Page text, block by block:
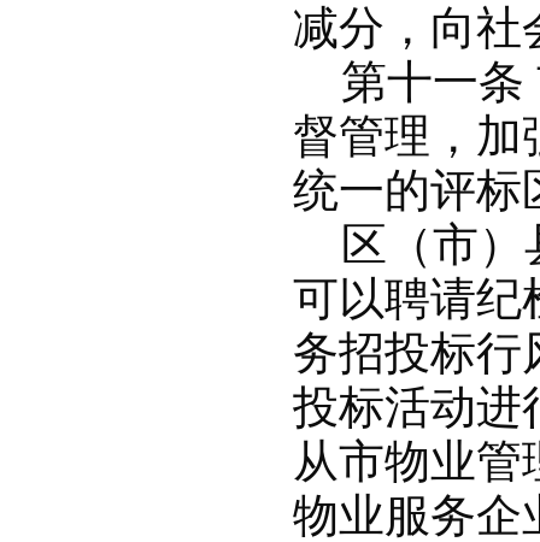
减分，向社
第十一条
督管理，加
统一的评标
区（市）
可以聘请纪
务招投标行
投标活动进
从市物业
物业服务企